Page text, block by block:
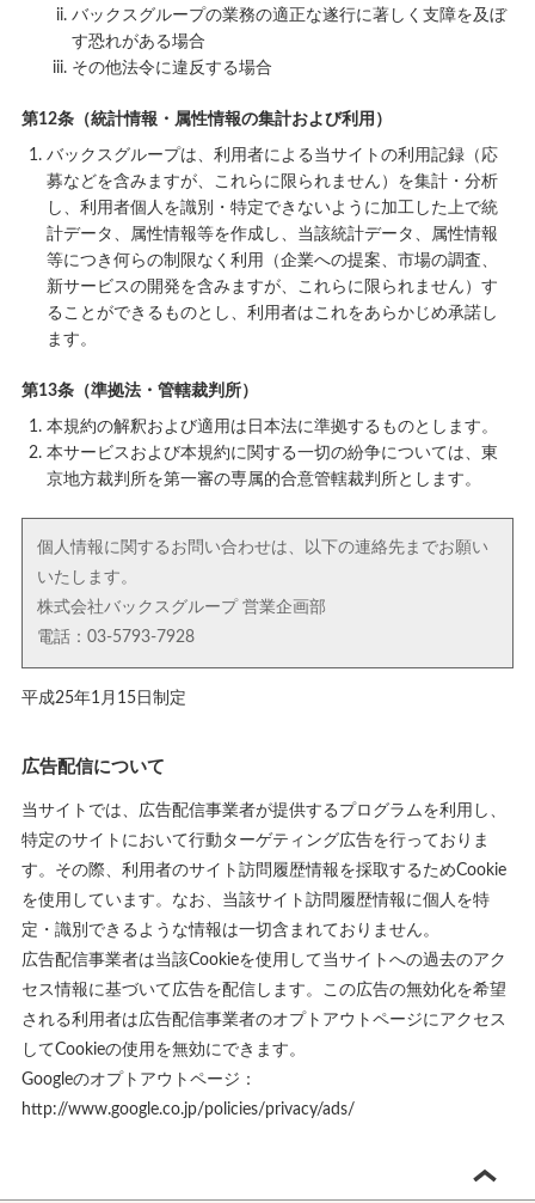
バックスグループの業務の適正な遂行に著しく支障を及ぼ
す恐れがある場合
その他法令に違反する場合
第12条（統計情報・属性情報の集計および利用）
バックスグループは、利用者による当サイトの利用記録（応
募などを含みますが、これらに限られません）を集計・分析
し、利用者個人を識別・特定できないように加工した上で統
計データ、属性情報等を作成し、当該統計データ、属性情報
等につき何らの制限なく利用（企業への提案、市場の調査、
新サービスの開発を含みますが、これらに限られません）す
ることができるものとし、利用者はこれをあらかじめ承諾し
ます。
第13条（準拠法・管轄裁判所）
本規約の解釈および適用は日本法に準拠するものとします。
本サービスおよび本規約に関する一切の紛争については、東
京地方裁判所を第一審の専属的合意管轄裁判所とします。
個人情報に関するお問い合わせは、以下の連絡先までお願い
いたします。
株式会社バックスグループ 営業企画部
電話：03-5793-7928
平成25年1月15日制定
広告配信について
当サイトでは、広告配信事業者が提供するプログラムを利用し、
特定のサイトにおいて行動ターゲティング広告を行っておりま
す。その際、利用者のサイト訪問履歴情報を採取するためCookie
を使用しています。なお、当該サイト訪問履歴情報に個人を特
定・識別できるような情報は一切含まれておりません。
広告配信事業者は当該Cookieを使用して当サイトへの過去のアク
セス情報に基づいて広告を配信します。この広告の無効化を希望
される利用者は広告配信事業者のオプトアウトページにアクセス
してCookieの使用を無効にできます。
Googleのオプトアウトページ：
http://www.google.co.jp/policies/privacy/ads/